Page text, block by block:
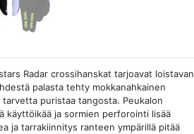
Radar crossihanskat tarjoavat loistavan
palasta tehty mokkanahkainen
puristaa tangosta. Peukalon
käyttöikää ja sormien perforointi lisää
ja tarrakiinnitys ranteen ympärillä pitää